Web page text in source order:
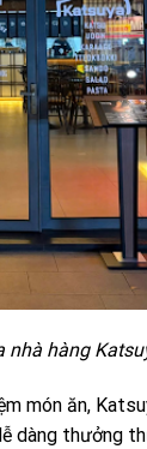
nhà hàng
món ăn,
dàng thưởng